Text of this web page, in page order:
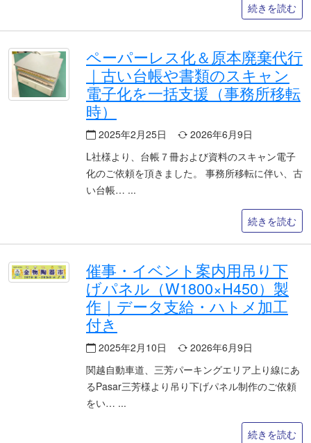
続きを読む
ペーパーレス化＆原本廃棄代行
｜古い台帳や書類のスキャン
電子化を一括支援（事務所移転
時）
2025年2月25日
2026年6月9日
L社様より、台帳７冊および資料のスキャン電子
化のご依頼を頂きました。 事務所移転に伴い、古
い台帳…
続きを読む
催事・イベント案内用吊り下
げパネル（W1800×H450）製
作｜データ支給・ハトメ加工
付き
2025年2月10日
2026年6月9日
関越自動車道、三芳パーキングエリア上り線にあ
るPasar三芳様より吊り下げパネル制作のご依頼
をい…
続きを読む